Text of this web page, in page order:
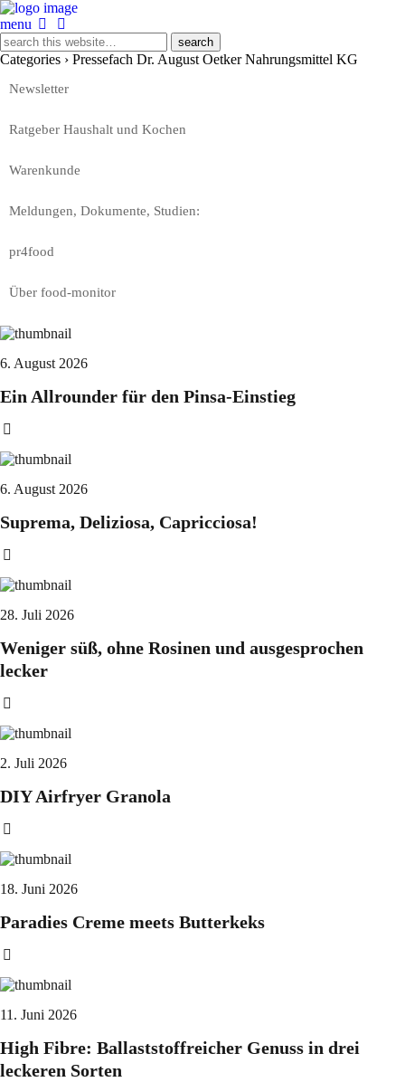
menu
Categories › Pressefach Dr. August Oetker Nahrungsmittel KG
Newsletter
Ratgeber Haushalt und Kochen
Warenkunde
Meldungen, Dokumente, Studien:
pr4food
Über food-monitor
6. August 2026
Ein Allrounder für den Pinsa-Einstieg
6. August 2026
Suprema, Deliziosa, Capricciosa!
28. Juli 2026
Weniger süß, ohne Rosinen und ausgesprochen
lecker
2. Juli 2026
DIY Airfryer Granola
18. Juni 2026
Paradies Creme meets Butterkeks
11. Juni 2026
High Fibre: Ballaststoffreicher Genuss in drei
leckeren Sorten